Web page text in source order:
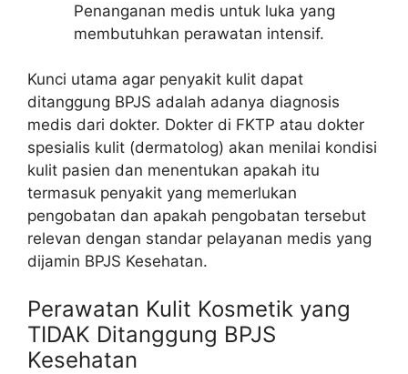
Penanganan medis untuk luka yang
membutuhkan perawatan intensif.
Kunci utama agar penyakit kulit dapat
ditanggung BPJS adalah adanya diagnosis
medis dari dokter. Dokter di FKTP atau dokter
spesialis kulit (dermatolog) akan menilai kondisi
kulit pasien dan menentukan apakah itu
termasuk penyakit yang memerlukan
pengobatan dan apakah pengobatan tersebut
relevan dengan standar pelayanan medis yang
dijamin BPJS Kesehatan.
Perawatan Kulit Kosmetik yang
TIDAK Ditanggung BPJS
Kesehatan